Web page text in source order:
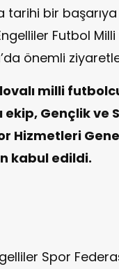
tarihi bir
Futbol
önemli
milli
ekip, Gençlik
Hizmetleri
kabul edildi.
Spor